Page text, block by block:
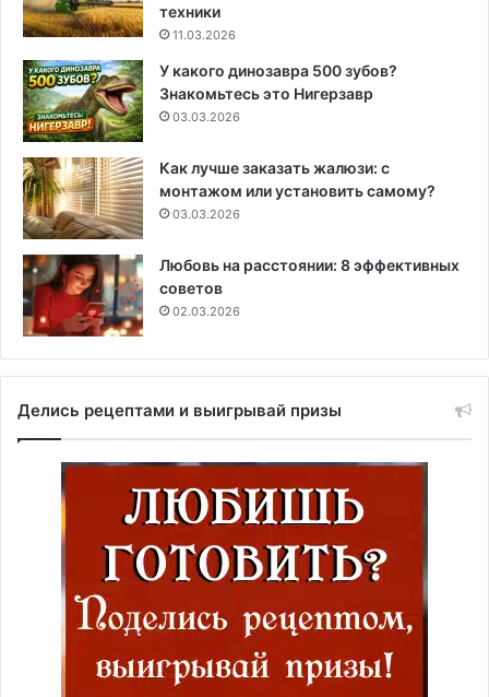
техники
11.03.2026
У какого динозавра 500 зубов?
Знакомьтесь это Нигерзавр
03.03.2026
Как лучше заказать жалюзи: с
монтажом или установить самому?
03.03.2026
Любовь на расстоянии: 8 эффективных
советов
02.03.2026
Делись рецептами и выигрывай призы